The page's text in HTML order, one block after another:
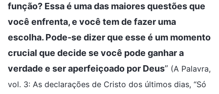
função? Essa é uma das maiores questões que
você enfrenta, e você tem de fazer uma
escolha. Pode-se dizer que esse é um momento
crucial que decide se você pode ganhar a
verdade e ser aperfeiçoado por Deus” (A Palavra,
vol. 3: As declarações de Cristo dos últimos dias, “Só